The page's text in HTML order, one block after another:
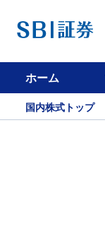
ホーム
国内株式トップ